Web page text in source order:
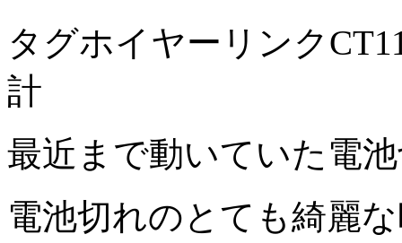
タグホイヤーリンク
計
最近まで動いていた電
電池切れのとても綺麗